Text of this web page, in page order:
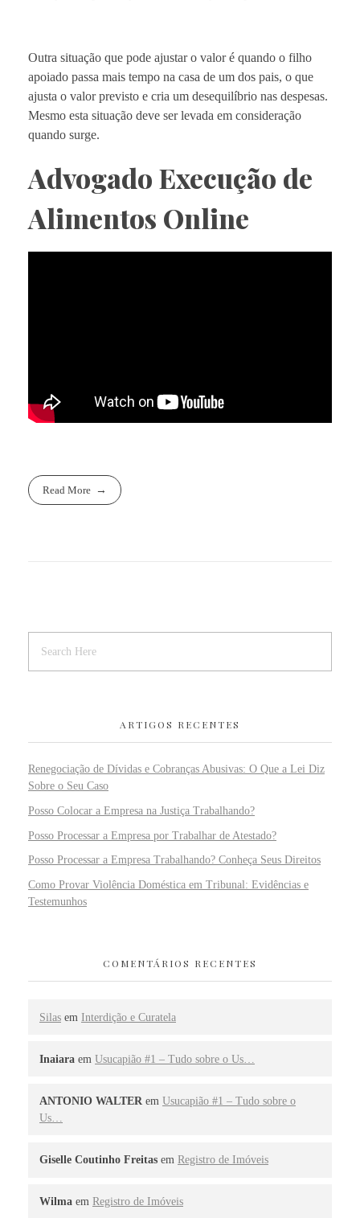
Outra situação que pode ajustar o valor é quando o filho
apoiado passa mais tempo na casa de um dos pais, o que
ajusta o valor previsto e cria um desequilíbrio nas despesas.
Mesmo esta situação deve ser levada em consideração
quando surge.
Advogado Execução de
Alimentos Online
Read More
ARTIGOS RECENTES
Renegociação de Dívidas e Cobranças Abusivas: O Que a Lei Diz
Sobre o Seu Caso
Posso Colocar a Empresa na Justiça Trabalhando?
Posso Processar a Empresa por Trabalhar de Atestado?
Posso Processar a Empresa Trabalhando? Conheça Seus Direitos
Como Provar Violência Doméstica em Tribunal: Evidências e
Testemunhos
COMENTÁRIOS RECENTES
Silas em Interdição e Curatela
Inaiara em Usucapião #1 – Tudo sobre o Us…
ANTONIO WALTER em Usucapião #1 – Tudo sobre o
Us…
Giselle Coutinho Freitas em Registro de Imóveis
Wilma em Registro de Imóveis